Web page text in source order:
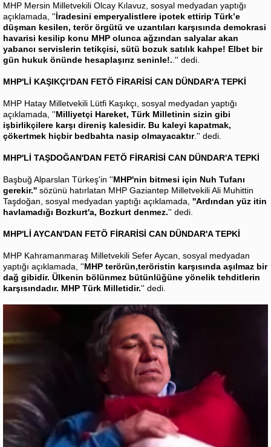
MHP Mersin Milletvekili Olcay Kılavuz, sosyal medyadan yaptığı
açıklamada, ''İradesini emperyalistlere ipotek ettirip Türk’e
düşman kesilen, terör örgütü ve uzantıları karşısında demokrasi
havarisi kesilip konu MHP olunca ağzından salyalar akan
yabancı servislerin tetikçisi, sütü bozuk satılık kahpe! Elbet bir
gün hukuk önünde hesaplaşırız seninle!..'' dedi.
MHP'Lİ KAŞIKÇI'DAN FETÖ FİRARİSİ CAN DÜNDAR'A TEPKİ
MHP Hatay Milletvekili Lütfi Kaşıkçı, sosyal medyadan yaptığı
açıklamada, ''Milliyetçi Hareket, Türk Milletinin sizin gibi
işbirlikçilere karşı direniş kalesidir. Bu kaleyi kapatmak,
çökertmek hiçbir bedbahta nasip olmayacaktır.'' dedi.
MHP'Lİ TAŞDOĞAN'DAN FETÖ FİRARİSİ CAN DÜNDAR'A TEPKİ
Başbuğ Alparslan Türkeş'in ''MHP'nin bitmesi için Nuh Tufanı
gerekir.'' sözünü hatırlatan MHP Gaziantep Milletvekili Ali Muhittin
Taşdoğan, sosyal medyadan yaptığı açıklamada, ''Ardından yüz itin
havlamadığı Bozkurt'a, Bozkurt denmez.'' dedi.
MHP'Lİ AYCAN'DAN FETÖ FİRARİSİ CAN DÜNDAR'A TEPKİ
MHP Kahramanmaraş Milletvekili Sefer Aycan, sosyal medyadan
yaptığı açıklamada, ''MHP terörün,teröristin karşısında aşılmaz bir
dağ gibidir. Ülkenin bölünmez bütünlüğüne yönelik tehditlerin
karşısındadır. MHP Türk Milletidir.'' dedi.